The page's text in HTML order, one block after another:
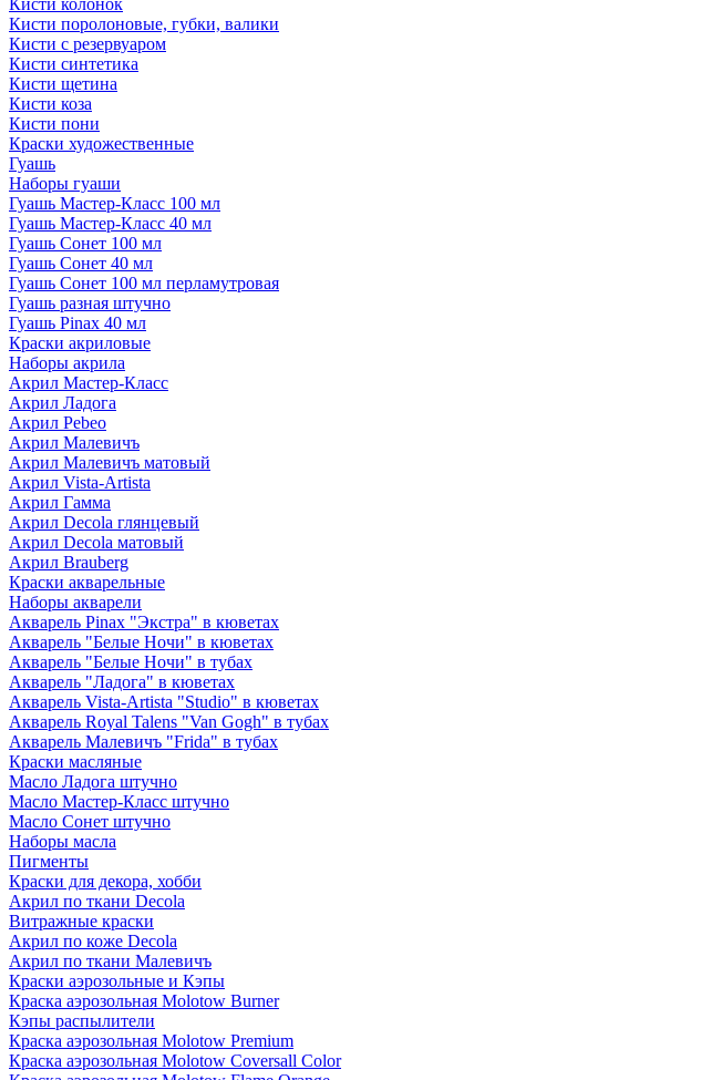
Кисти колонок
Кисти поролоновые, губки, валики
Кисти с резервуаром
Кисти синтетика
Кисти щетина
Кисти коза
Кисти пони
Краски художественные
Гуашь
Наборы гуаши
Гуашь Мастер-Класс 100 мл
Гуашь Мастер-Класс 40 мл
Гуашь Сонет 100 мл
Гуашь Сонет 40 мл
Гуашь Сонет 100 мл перламутровая
Гуашь разная штучно
Гуашь Pinax 40 мл
Краски акриловые
Наборы акрила
Акрил Мастер-Класс
Акрил Ладога
Акрил Pebeo
Акрил Малевичъ
Акрил Малевичъ матовый
Акрил Vista-Artista
Акрил Гамма
Акрил Decola глянцевый
Акрил Decola матовый
Акрил Brauberg
Краски акварельные
Наборы акварели
Акварель Pinax "Экстра" в кюветах
Акварель "Белые Ночи" в кюветах
Акварель "Белые Ночи" в тубах
Акварель "Ладога" в кюветах
Акварель Vista-Artista "Studio" в кюветах
Акварель Royal Talens "Van Gogh" в тубах
Акварель Малевичъ "Frida" в тубах
Краски масляные
Масло Ладога штучно
Масло Мастер-Класс штучно
Масло Сонет штучно
Наборы масла
Пигменты
Краски для декора, хобби
Акрил по ткани Decola
Витражные краски
Акрил по коже Decola
Акрил по ткани Малевичъ
Краски аэрозольные и Кэпы
Краска аэрозольная Molotow Burner
Кэпы распылители
Краска аэрозольная Molotow Premium
Краска аэрозольная Molotow Coversall Color